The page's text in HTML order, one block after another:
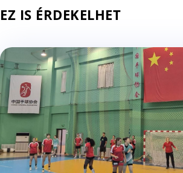
EZ IS ÉRDEKELHET